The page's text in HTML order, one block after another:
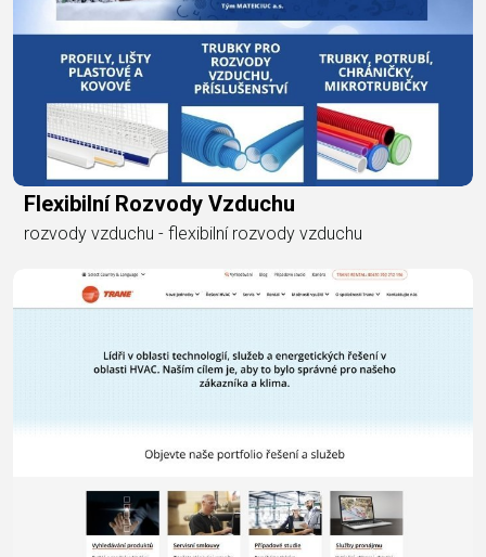
Flexibilní Rozvody Vzduchu
rozvody vzduchu - flexibilní rozvody vzduchu